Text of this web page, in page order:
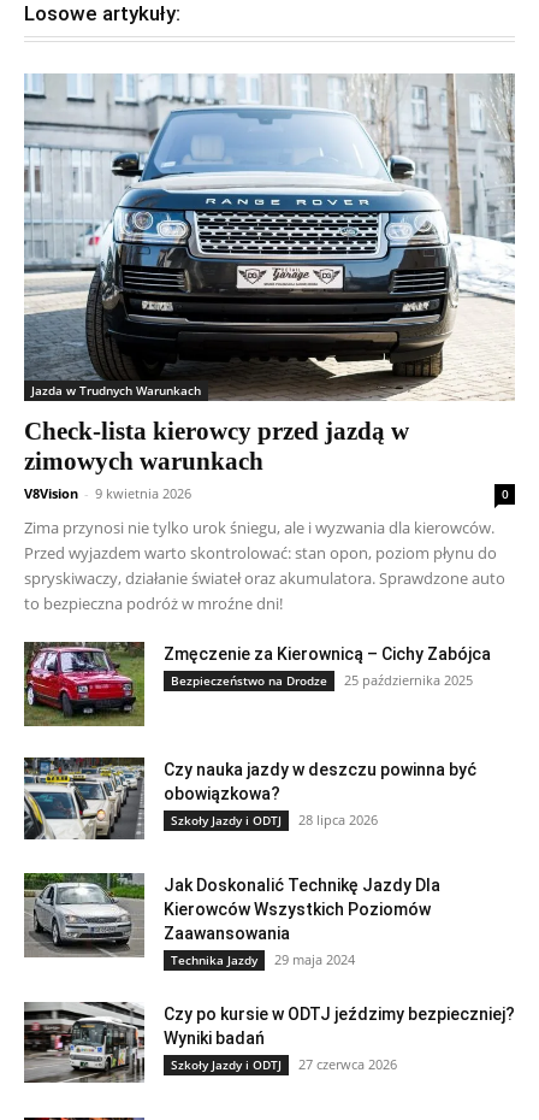
Losowe artykuły:
Jazda w Trudnych Warunkach
Check-lista kierowcy przed jazdą w
zimowych warunkach
V8Vision - 9 kwietnia 2026 0
Zima przynosi nie tylko urok śniegu, ale i wyzwania dla kierowców.
Przed wyjazdem warto skontrolować: stan opon, poziom płynu do
spryskiwaczy, działanie świateł oraz akumulatora. Sprawdzone auto
to bezpieczna podróż w mroźne dni!
Zmęczenie za Kierownicą – Cichy Zabójca
Bezpieczeństwo na Drodze 25 października 2025
Czy nauka jazdy w deszczu powinna być
obowiązkowa?
Szkoły Jazdy i ODTJ 28 lipca 2026
Jak Doskonalić Technikę Jazdy Dla
Kierowców Wszystkich Poziomów
Zaawansowania
Technika Jazdy 29 maja 2024
Czy po kursie w ODTJ jeździmy bezpieczniej?
Wyniki badań
Szkoły Jazdy i ODTJ 27 czerwca 2026